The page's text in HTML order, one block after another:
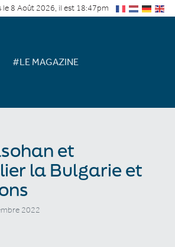
le 8 Août 2026, il est 18:47pm
#LE MAGAZINE
et
la Bulgarie et
2022